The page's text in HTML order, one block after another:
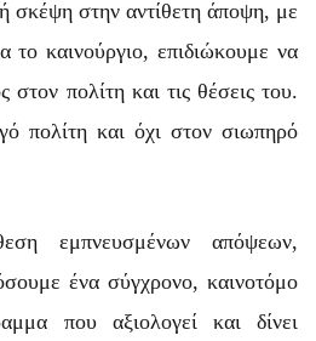
σκέψη στην αντίθετη άποψη, με
το καινούργιο, επιδιώκουμε να
στον πολίτη και τις θέσεις του.
πολίτη και όχι στον σιωπηρό
εμπνευσμένων απόψεων,
ένα σύγχρονο, καινοτόμο
που αξιολογεί και δίνει